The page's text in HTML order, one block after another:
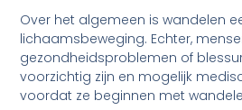
Over het algemeen is wandelen
lichaamsbeweging. Echter,
gezondheidsproblemen of
voorzichtig zijn en mogelijk
voordat ze beginnen met